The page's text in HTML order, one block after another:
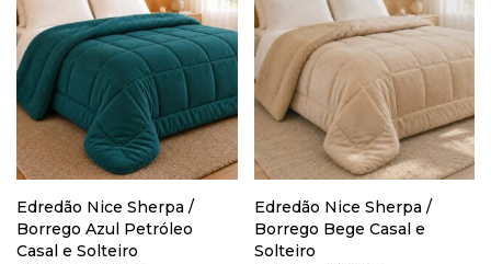
Edredão Nice Sherpa /
Borrego Azul Petróleo
Casal e Solteiro
Edredão Nice Sherpa /
Borrego Bege Casal e
Solteiro